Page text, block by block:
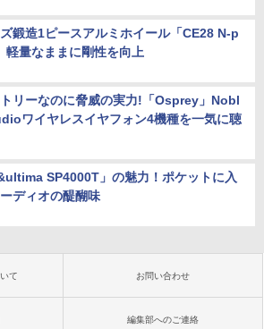
鍛造1ピースアルミホイール「CE28 N-p
軽量なままに剛性を向上
リーなのに脅威の実力!「Osprey」Nobl
ワイヤレスイヤフォン4機種を一気に聴
SP4000T」の魅力！ポケットに入
ディオの醍醐味
て お問い合わせ
編集部へのご連絡